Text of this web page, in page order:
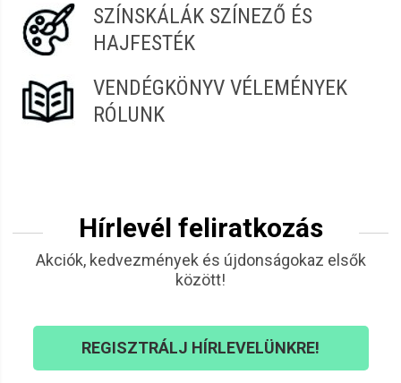
SZÍNSKÁLÁK SZÍNEZŐ ÉS
HAJFESTÉK
VENDÉGKÖNYV VÉLEMÉNYEK
RÓLUNK
Hírlevél feliratkozás
Akciók, kedvezmények és újdonságokaz elsők
között!
REGISZTRÁLJ HÍRLEVELÜNKRE!